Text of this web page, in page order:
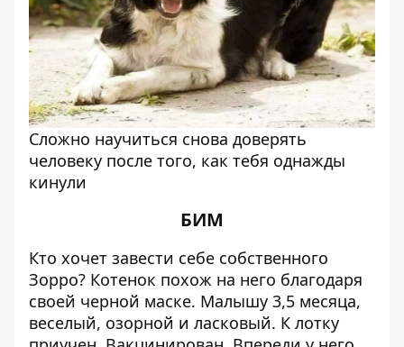
Сложно научиться снова доверять
человеку после того, как тебя однажды
кинули
БИМ
Кто хочет завести себе собственного
Зорро? Котенок похож на него благодаря
своей черной маске. Малышу 3,5 месяца,
веселый, озорной и ласковый. К лотку